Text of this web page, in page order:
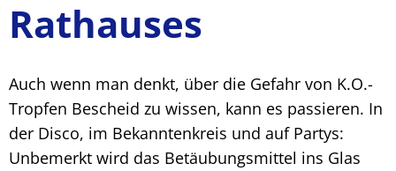
Rathauses
Auch wenn man denkt, über die Gefahr von K.O.-
Tropfen Bescheid zu wissen, kann es passieren. In
der Disco, im Bekanntenkreis und auf Partys:
Unbemerkt wird das Betäubungsmittel ins Glas